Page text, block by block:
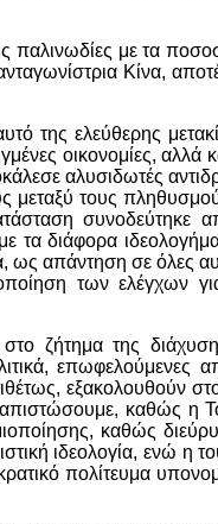
παλινωδίες με τα
Κίνα,
της ελεύθερης
οικονομίες, αλλά
αλυσιδωτές
μεταξύ τους
συνοδεύτηκε
τα διάφορα
απάντηση σε όλες
των ελέγχων
ζήτημα της
επωφελούμενες
εξακολουθούν
καθώς η
καθώς
ιδεολογία, ενώ η
πολίτευμα